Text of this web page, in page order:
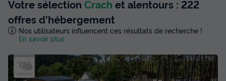
Votre sélection Crach et alentours : 222
offres d'hébergement
Nos utilisateurs influencent ces résultats de recherche !
En savoir plus